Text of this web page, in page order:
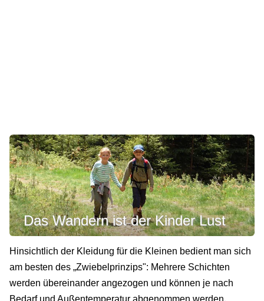
Das Wandern ist der Kinder Lust
Hinsichtlich der Kleidung für die Kleinen bedient man sich
am besten des „Zwiebelprinzips": Mehrere Schichten
werden übereinander angezogen und können je nach
Bedarf und Außentemperatur abgenommen werden.